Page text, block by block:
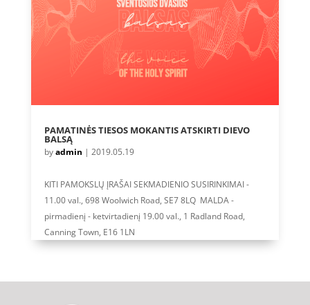
PAMATINĖS TIESOS MOKANTIS ATSKIRTI DIEVO
BALSĄ
byadmin | 2019.05.19
KITI PAMOKSLŲ ĮRAŠAI SEKMADIENIO SUSIRINKIMAI -
11.00 val., 698 Woolwich Road, SE7 8LQ MALDA -
pirmadienį - ketvirtadienį 19.00 val., 1 Radland Road,
Canning Town, E16 1LN